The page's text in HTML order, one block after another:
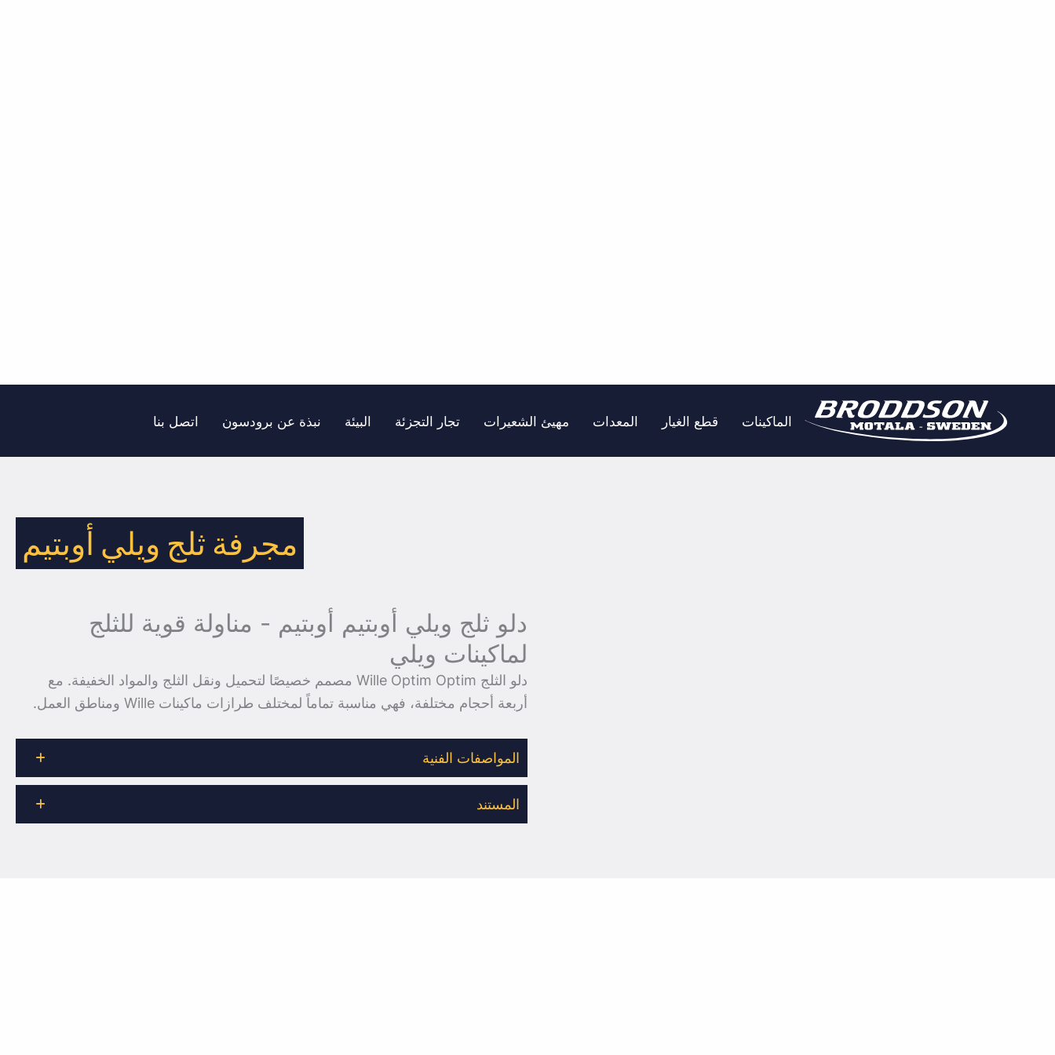
الماكينات قطع الغيار المعدات مهيئ الشعيرات تجار التجزئة البيئة نبذة عن برودسون اتصل بنا
مجرفة ثلج ويلي أوبتيم
دلو ثلج ويلي أوبتيم أوبتيم - مناولة قوية للثلج
لماكينات ويلي
دلو الثلج Wille Optim Optim مصمم خصيصًا لتحميل ونقل الثلج والمواد الخفيفة. مع
أربعة أحجام مختلفة، فهي مناسبة تماماً لمختلف طرازات ماكينات Wille ومناطق العمل.
المواصفات الفنية
المستند